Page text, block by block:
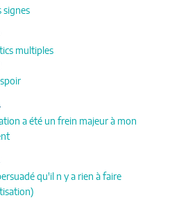
signes
multiples
a été un frein majeur à mon
qu'il n y a rien à faire